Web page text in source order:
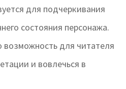
для подчеркивания
состояния персонажа.
возможность для читателя
и вовлечься в